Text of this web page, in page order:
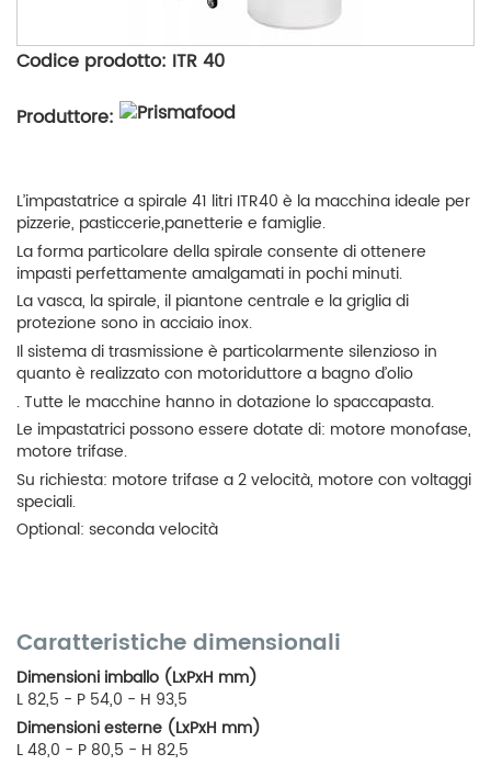
Codice prodotto: ITR 40
Produttore:
L’impastatrice a spirale 41 litri ITR40 è la macchina ideale per
pizzerie, pasticcerie,panetterie e famiglie.
La forma particolare della spirale consente di ottenere
impasti perfettamente amalgamati in pochi minuti.
La vasca, la spirale, il piantone centrale e la griglia di
protezione sono in acciaio inox.
Il sistema di trasmissione è particolarmente silenzioso in
quanto è realizzato con motoriduttore a bagno d’olio
. Tutte le macchine hanno in dotazione lo spaccapasta.
Le impastatrici possono essere dotate di: motore monofase,
motore trifase.
Su richiesta: motore trifase a 2 velocità, motore con voltaggi
speciali.
Optional: seconda velocità
Caratteristiche dimensionali
Dimensioni imballo (LxPxH mm)
L 82,5 - P 54,0 - H 93,5
Dimensioni esterne (LxPxH mm)
L 48,0 - P 80,5 - H 82,5